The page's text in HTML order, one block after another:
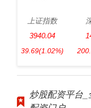
上证指数
3940.04
39.69(1.02%)
炒股配资平台